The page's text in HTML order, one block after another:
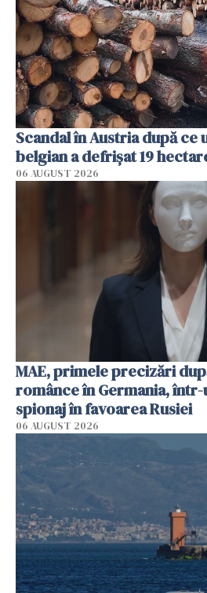
Scandal în Austria după ce
belgian a defrișat 19
06 AUGUST 2026
MAE, primele precizări
românce în Germania,
spionaj în favoarea Rusiei
06 AUGUST 2026